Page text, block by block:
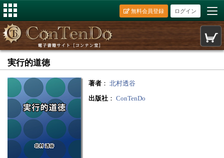
ログイン
無料会員登録
実行的道徳
著者 ： 北村透谷
出版社 ： ConTenDo